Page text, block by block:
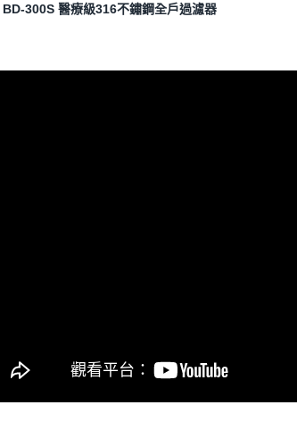
BD-300S 醫療級316不鏽鋼全戶過濾器